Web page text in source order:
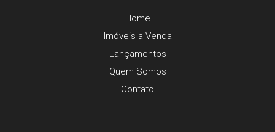
Home
Imóveis a Venda
Lançamentos
Quem Somos
Contato